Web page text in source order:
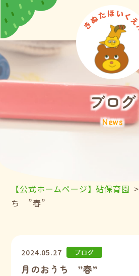
ブログ
News
【公式ホームページ】砧保育園 >
ち ”春”
2024.05.27 ブログ
月のおうち ”春”